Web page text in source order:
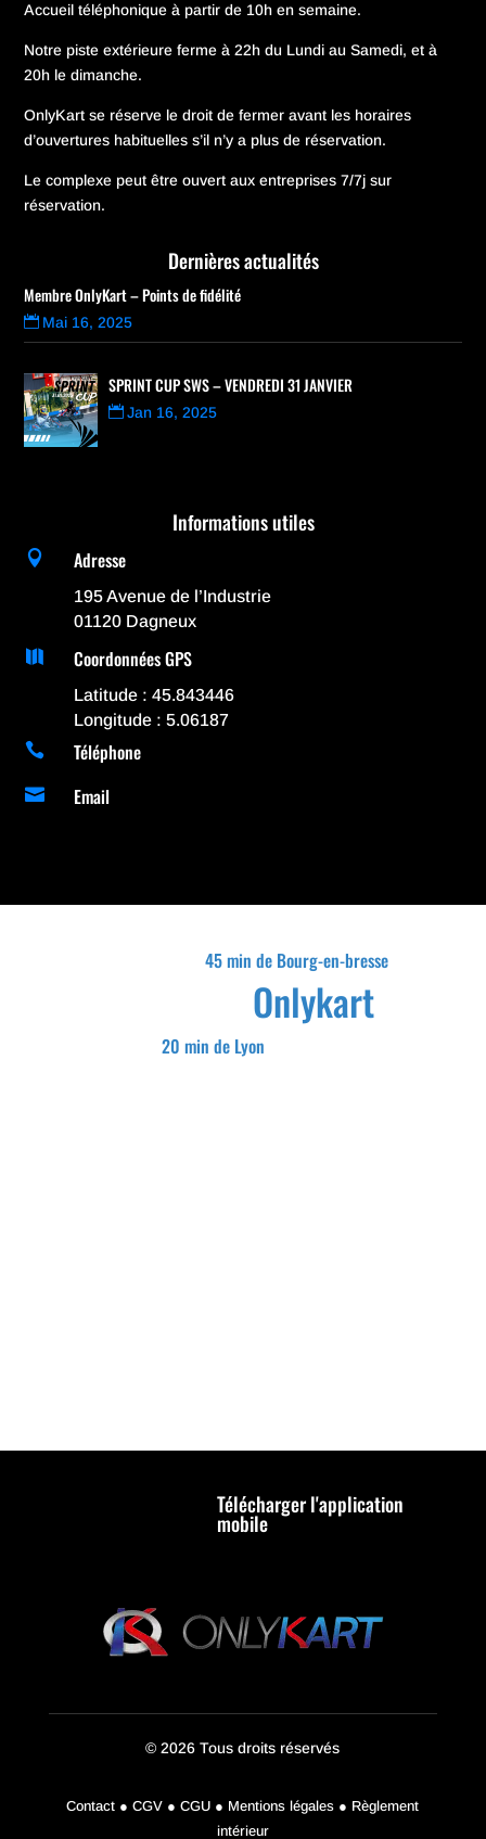
Accueil téléphonique à partir de 10h en semaine.
Notre piste extérieure ferme à 22h du Lundi au Samedi, et à
20h le dimanche.
OnlyKart se réserve le droit de fermer avant les horaires
d’ouvertures habituelles s’il n’y a plus de réservation.
Le complexe peut être ouvert aux entreprises 7/7j sur
réservation.
Dernières actualités
Membre OnlyKart – Points de fidélité
Mai 16, 2025
SPRINT CUP SWS – VENDREDI 31 JANVIER
Jan 16, 2025
Informations utiles
 Adresse
195 Avenue de l’Industrie
01120 Dagneux
 Coordonnées GPS
Latitude : 45.843446
Longitude : 5.06187
 Téléphone
 Email
20 min de Lyon
Onlykart
45 min de Bourg-en-bresse
Télécharger l'application
mobile
© 2026 Tous droits réservés
Contact ● CGV ● CGU ● Mentions légales ● Règlement
intérieur